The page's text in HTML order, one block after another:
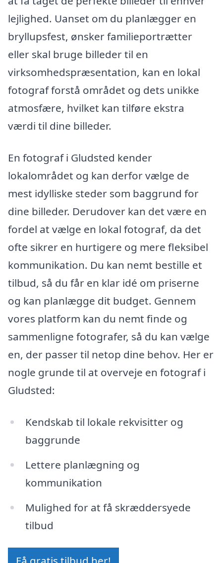
lejlighed. Uanset om du planlægger en
bryllupsfest, ønsker familieportrætter
eller skal bruge billeder til en
virksomhedspræsentation, kan en lokal
fotograf forstå området og dets unikke
atmosfære, hvilket kan tilføre ekstra
værdi til dine billeder.
En fotograf i Gludsted kender
lokalområdet og kan derfor vælge de
mest idylliske steder som baggrund for
dine billeder. Derudover kan det være en
fordel at vælge en lokal fotograf, da det
ofte sikrer en hurtigere og mere fleksibel
kommunikation. Du kan nemt bestille et
tilbud, så du får en klar idé om priserne
og kan planlægge dit budget. Gennem
vores platform kan du nemt finde og
sammenligne fotografer, så du kan vælge
en, der passer til netop dine behov. Her er
nogle grunde til at overveje en fotograf i
Gludsted:
Kendskab til lokale rekvisitter og
baggrunde
Lettere planlægning og
kommunikation
Mulighed for at få skræddersyede
tilbud